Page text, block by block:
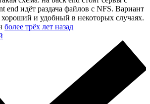
end идёт раздача файлов с NFS. Вариант
хороший и удобный в некоторых случаях.
более трёх лет назад